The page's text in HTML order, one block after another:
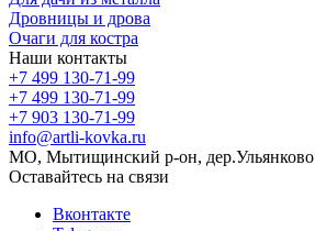
Дровницы и дрова
Очаги для костра
Наши контакты
+7 499 130-71-99
+7 499 130-71-99
+7 903 130-71-99
info@artli-kovka.ru
МО, Мытищинский р-он, дер.Ульянково
Оставайтесь на связи
Вконтакте